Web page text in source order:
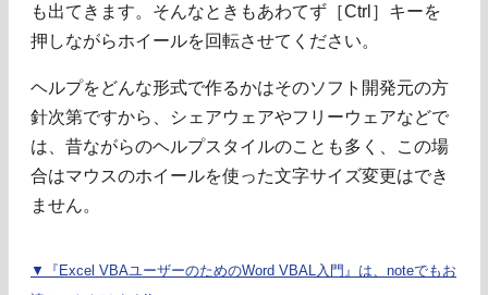
も出てきます。そんなときもあわてず［Ctrl］キーを
押しながらホイールを回転させてください。
ヘルプをどんな形式で作るかはそのソフト開発元の方
針次第ですから、シェアウェアやフリーウェアなどで
は、昔ながらのヘルプスタイルのことも多く、この場
合はマウスのホイールを使った文字サイズ変更はでき
ません。
▼『Excel VBAユーザーのためのWord VBAL入門』は、noteでもお